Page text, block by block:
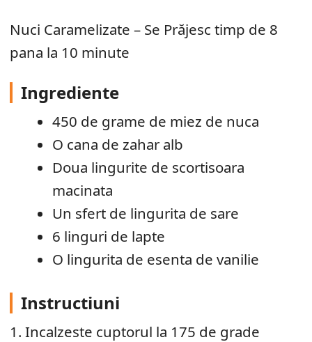
Nuci Caramelizate – Se Prăjesc timp de 8
pana la 10 minute
Ingrediente
450 de grame de miez de nuca
O cana de zahar alb
Doua lingurite de scortisoara
macinata
Un sfert de lingurita de sare
6 linguri de lapte
O lingurita de esenta de vanilie
Instructiuni
1. Incalzeste cuptorul la 175 de grade